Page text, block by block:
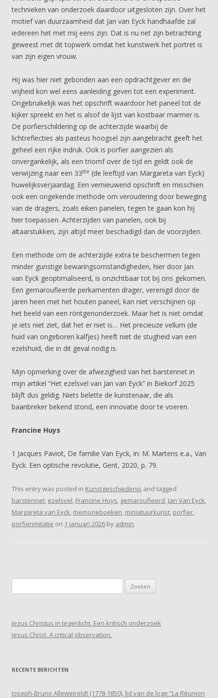
technieken van onderzoek daardoor uitgesloten zijn. Over het
motief van duurzaamheid dat Jan van Eyck handhaafde zal
iedereen het met mij eens zijn. Dat is nu net zijn betrachting
geweest met dit topwerk omdat het kunstwerk het portret is
van zijn eigen vrouw.
Hij was hier niet gebonden aan een opdrachtgever en die
vrijheid kon wel eens aanleiding geven tot een experiment.
Ongebruikelijk was het opschrift waardoor het paneel tot de
kijker spreekt en het is alsof de lijst van kostbaar marmer is.
De porfierschildering op de achterzijde waarbij de
lichtreflecties als pasteus hoogsel zijn aangebracht geeft het
geheel een rijke indruk. Ook is porfier aangezien als
onvergankelijk, als een triomf over de tijd en geldt ook de
verwijzing naar een 33ste (de leeftijd van Margareta van Eyck)
huwelijksverjaardag. Een vernieuwend opschrift en misschien
ook een ongekende methode om veroudering door beweging
van de dragers, zoals eiken panelen, tegen te gaan kon hij
hier toepassen. Achterzijden van panelen, ook bij
altaarstukken, zijn altijd meer beschadigd dan de voorzijden.
Een methode om de achterzijde extra te beschermen tegen
minder gunstige bewaringsomstandigheden, hier door Jan
van Eyck geoptimaliseerd, is onzichtbaar tot bij ons gekomen.
Een gemaroufleerde perkamenten drager, verenigd door de
jaren heen met het houten paneel, kan niet verschijnen op
het beeld van een röntgenonderzoek. Maar het is niet omdat
je iets niet ziet, dat het er niet is… Het precieuze vellum (de
huid van ongeboren kalfjes) heeft niet de stugheid van een
ezelshuid, die in dit geval nodig is.
Mijn opmerking over de afwezigheid van het barstennet in
mijn artikel “Het ezelsvel van Jan van Eyck” in Biekorf 2025
blijft dus geldig. Niets belette de kunstenaar, die als
baanbreker bekend stond, een innovatie door te voeren.
Francine Huys
1 Jacques Paviot, De familie Van Eyck, in: M. Martens e.a., Van
Eyck. Een optische revolutie, Gent, 2020, p. 79.
This entry was posted in Kunstgeschiedenis and tagged
barstennet, ezelsvel, Francine Huys, gemaroufleerd, Jan Van Eyck,
Margareta van Eyck, memorieboeken, miniatuurkunst, porfier,
porfierimitatie on 1 januari 2026 by admin.
naar:
Jezus Christus in tegenlicht. Een kritisch onderzoek
Jesus Christ. A critical observation.
RECENTE BERICHTEN
Joseph-Bruno Alleweireldt (1778-1850), lid van de loge “La Réunion